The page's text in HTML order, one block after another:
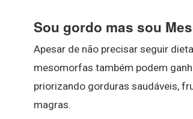
Sou gordo mas sou
Apesar de não precisar seguir
mesomorfas também podem
priorizando gorduras saudáveis,
magras.